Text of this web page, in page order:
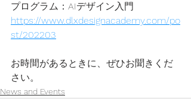
プログラム：AIデザイン入門
https://www.dlxdesignacademy.com/po
st/202203
お時間があるときに、ぜひお聞きくだ
さい。
News and Events